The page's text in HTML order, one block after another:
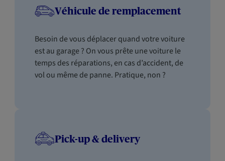
Véhicule de remplacement
Besoin de vous déplacer quand votre voiture
est au garage ? On vous prête une voiture le
temps des réparations, en cas d’accident, de
vol ou même de panne. Pratique, non ?
Pick-up & delivery